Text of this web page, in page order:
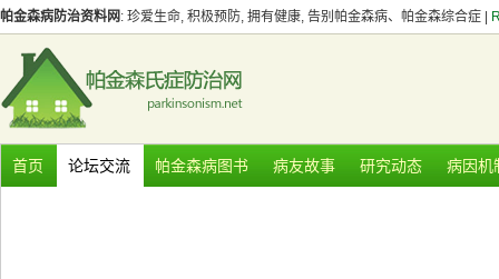
帕金森病防治资料网 : 珍爱生命, 积极预防, 拥有健康, 告别帕金森病、帕金森综合症 |
首页 论坛交流 帕金森病图书 病友故事 研究动态 病因机